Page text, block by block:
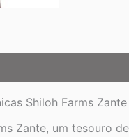
Shiloh Farms Zante
Zante, um tesouro